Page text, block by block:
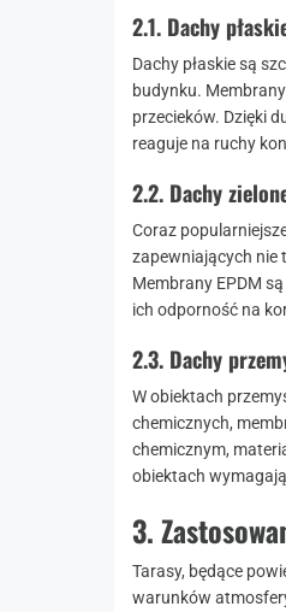
2.1. Dachy
Dachy płaskie są
budynku.
przecieków. Dzięki
reaguje na ruchy
2.2. Dachy
Coraz
zapewniających nie
Membrany EPDM
ich odporność na
2.3. Dachy
W obiektach
chemicznych,
chemicznym,
obiektach
3.
Tarasy, będące
warunków